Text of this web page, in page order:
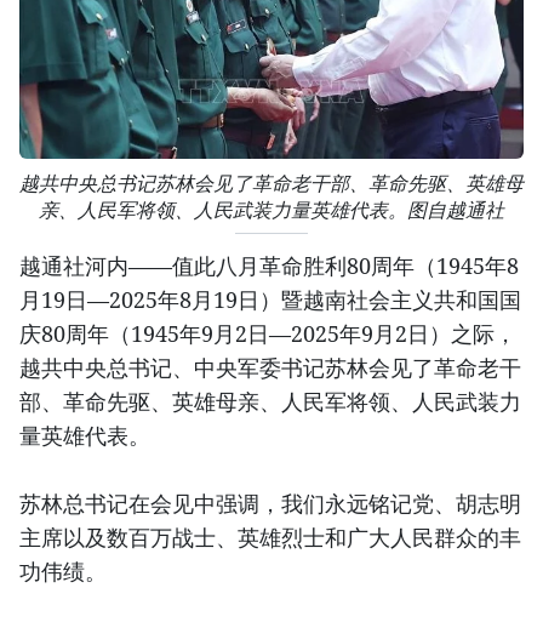
越共中央总书记苏林会见了革命老干部、革命先驱、英雄母
亲、人民军将领、人民武装力量英雄代表。图自越通社
越通社河内——值此八月革命胜利80周年（1945年8
月19日—2025年8月19日）暨越南社会主义共和国国
庆80周年（1945年9月2日—2025年9月2日）之际，
越共中央总书记、中央军委书记苏林会见了革命老干
部、革命先驱、英雄母亲、人民军将领、人民武装力
量英雄代表。
苏林总书记在会见中强调，我们永远铭记党、胡志明
主席以及数百万战士、英雄烈士和广大人民群众的丰
功伟绩。